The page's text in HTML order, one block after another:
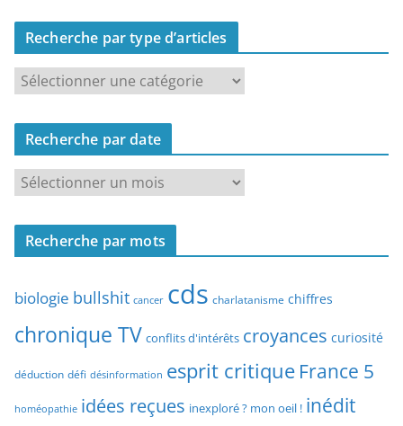
Recherche par type d’articles
e
c
e
e
a
t
y
e
Recherche par date
e
c
r
h
p
a
Recherche par mots
biologie bullshit cancer cds charlatanisme chiffres
chronique TV conflits d'intérêts croyances curiosité
déduction défi désinformation esprit critique France 5
homéopathie idées reçues inexploré ? mon oeil ! inédit